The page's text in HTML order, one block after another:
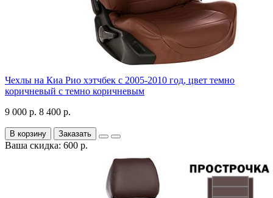
Чехлы на Киа Рио хэтчбек с 2005-2010 год, цвет темно
коричневый с темно коричневым
9 000 р. 8 400 р.
В корзину Заказать
Ваша скидка: 600 р.